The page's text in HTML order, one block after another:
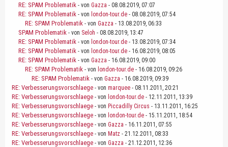
RE: SPAM Problematik - von Gazza - 08.08.2019, 07:07
RE: SPAM Problematik - von london-tour.de - 08.08.2019, 07:54
RE: SPAM Problematik - von Gazza - 13.08.2019, 06:33
SPAM Problematik - von Seloh - 08.08.2019, 13:47
RE: SPAM Problematik - von london-tour.de - 13.08.2019, 07:34
RE: SPAM Problematik - von london-tour.de - 16.08.2019, 08:05
RE: SPAM Problematik - von Gazza - 16.08.2019, 09:00
RE: SPAM Problematik - von london-tour.de - 16.08.2019, 09:26
RE: SPAM Problematik - von Gazza - 16.08.2019, 09:39
RE: Verbesserungsvorschlaege - von marquee - 08.11.2011, 20:21
RE: Verbesserungsvorschlaege - von london-tour.de - 12.11.2011, 13:39
RE: Verbesserungsvorschlaege - von Piccadilly Circus - 13.11.2011, 16:25
RE: Verbesserungsvorschlaege - von london-tour.de - 15.11.2011, 18:54
RE: Verbesserungsvorschlaege - von Gazza - 16.11.2011, 07:55
RE: Verbesserungsvorschlaege - von Matz - 21.12.2011, 08:33
RE: Verbesserungsvorschlaege - von Gazza - 21.12.2011, 12:36